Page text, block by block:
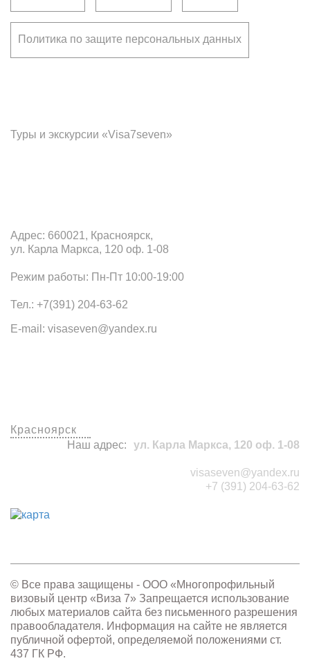
Адрес: 660021, Красноярск,
ул. Карла Маркса, 120 оф. 1-08
Режим работы: Пн-Пт 10:00-19:00
Тел.: +7(391) 204-63-62
E-mail: visaseven@yandex.ru
Политика по защите персональных данных
Туры и экскурсии «Visa7seven»
Красноярск
Наш адрес:
ул. Карла Маркса, 120 оф. 1-08
visaseven@yandex.ru
+7 (391) 204-63-62
© Все права защищены - OOO «Многопрофильный
визовый центр «Виза 7» Запрещается использование
любых материалов сайта без письменного разрешения
правообладателя. Информация на сайте не является
публичной офертой, определяемой положениями ст.
437 ГК РФ.